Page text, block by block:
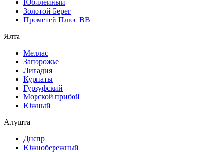
Юбилейный
Золотой Берег
Прометей Плюс ВВ
Ялта
Меллас
Запорожье
Ливадия
Курпаты
Гурзуфский
Морской прибой
Южный
Алушта
Днепр
Южнобережный